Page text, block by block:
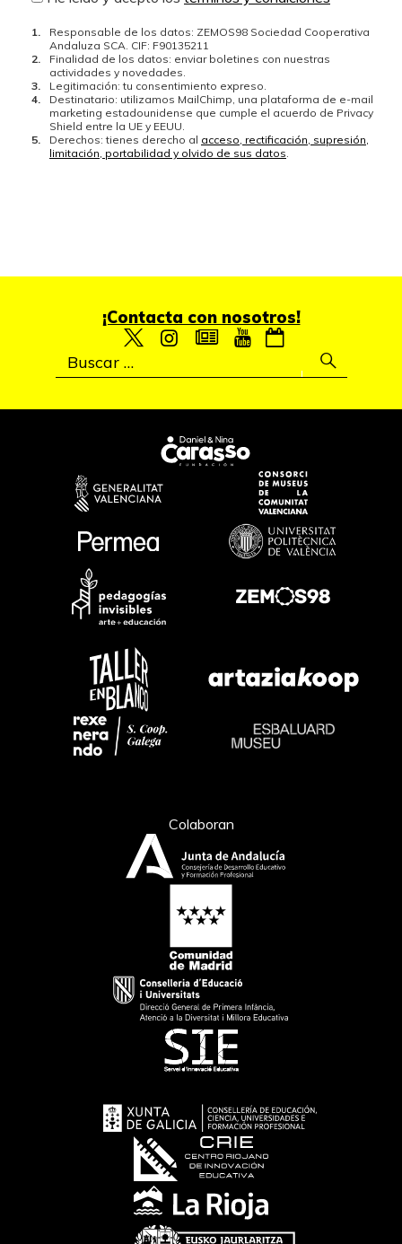
Responsable de los datos: ZEMOS98 Sociedad Cooperativa
Andaluza SCA. CIF: F90135211
Finalidad de los datos: enviar boletines con nuestras
actividades y novedades.
Legitimación: tu consentimiento expreso.
Destinatario: utilizamos MailChimp, una plataforma de e-mail
marketing estadounidense que cumple el acuerdo de Privacy
Shield entre la UE y EEUU.
Derechos: tienes derecho al acceso, rectificación, supresión,
limitación, portabilidad y olvido de sus datos
¡Contacta con nosotros!
Colaboran